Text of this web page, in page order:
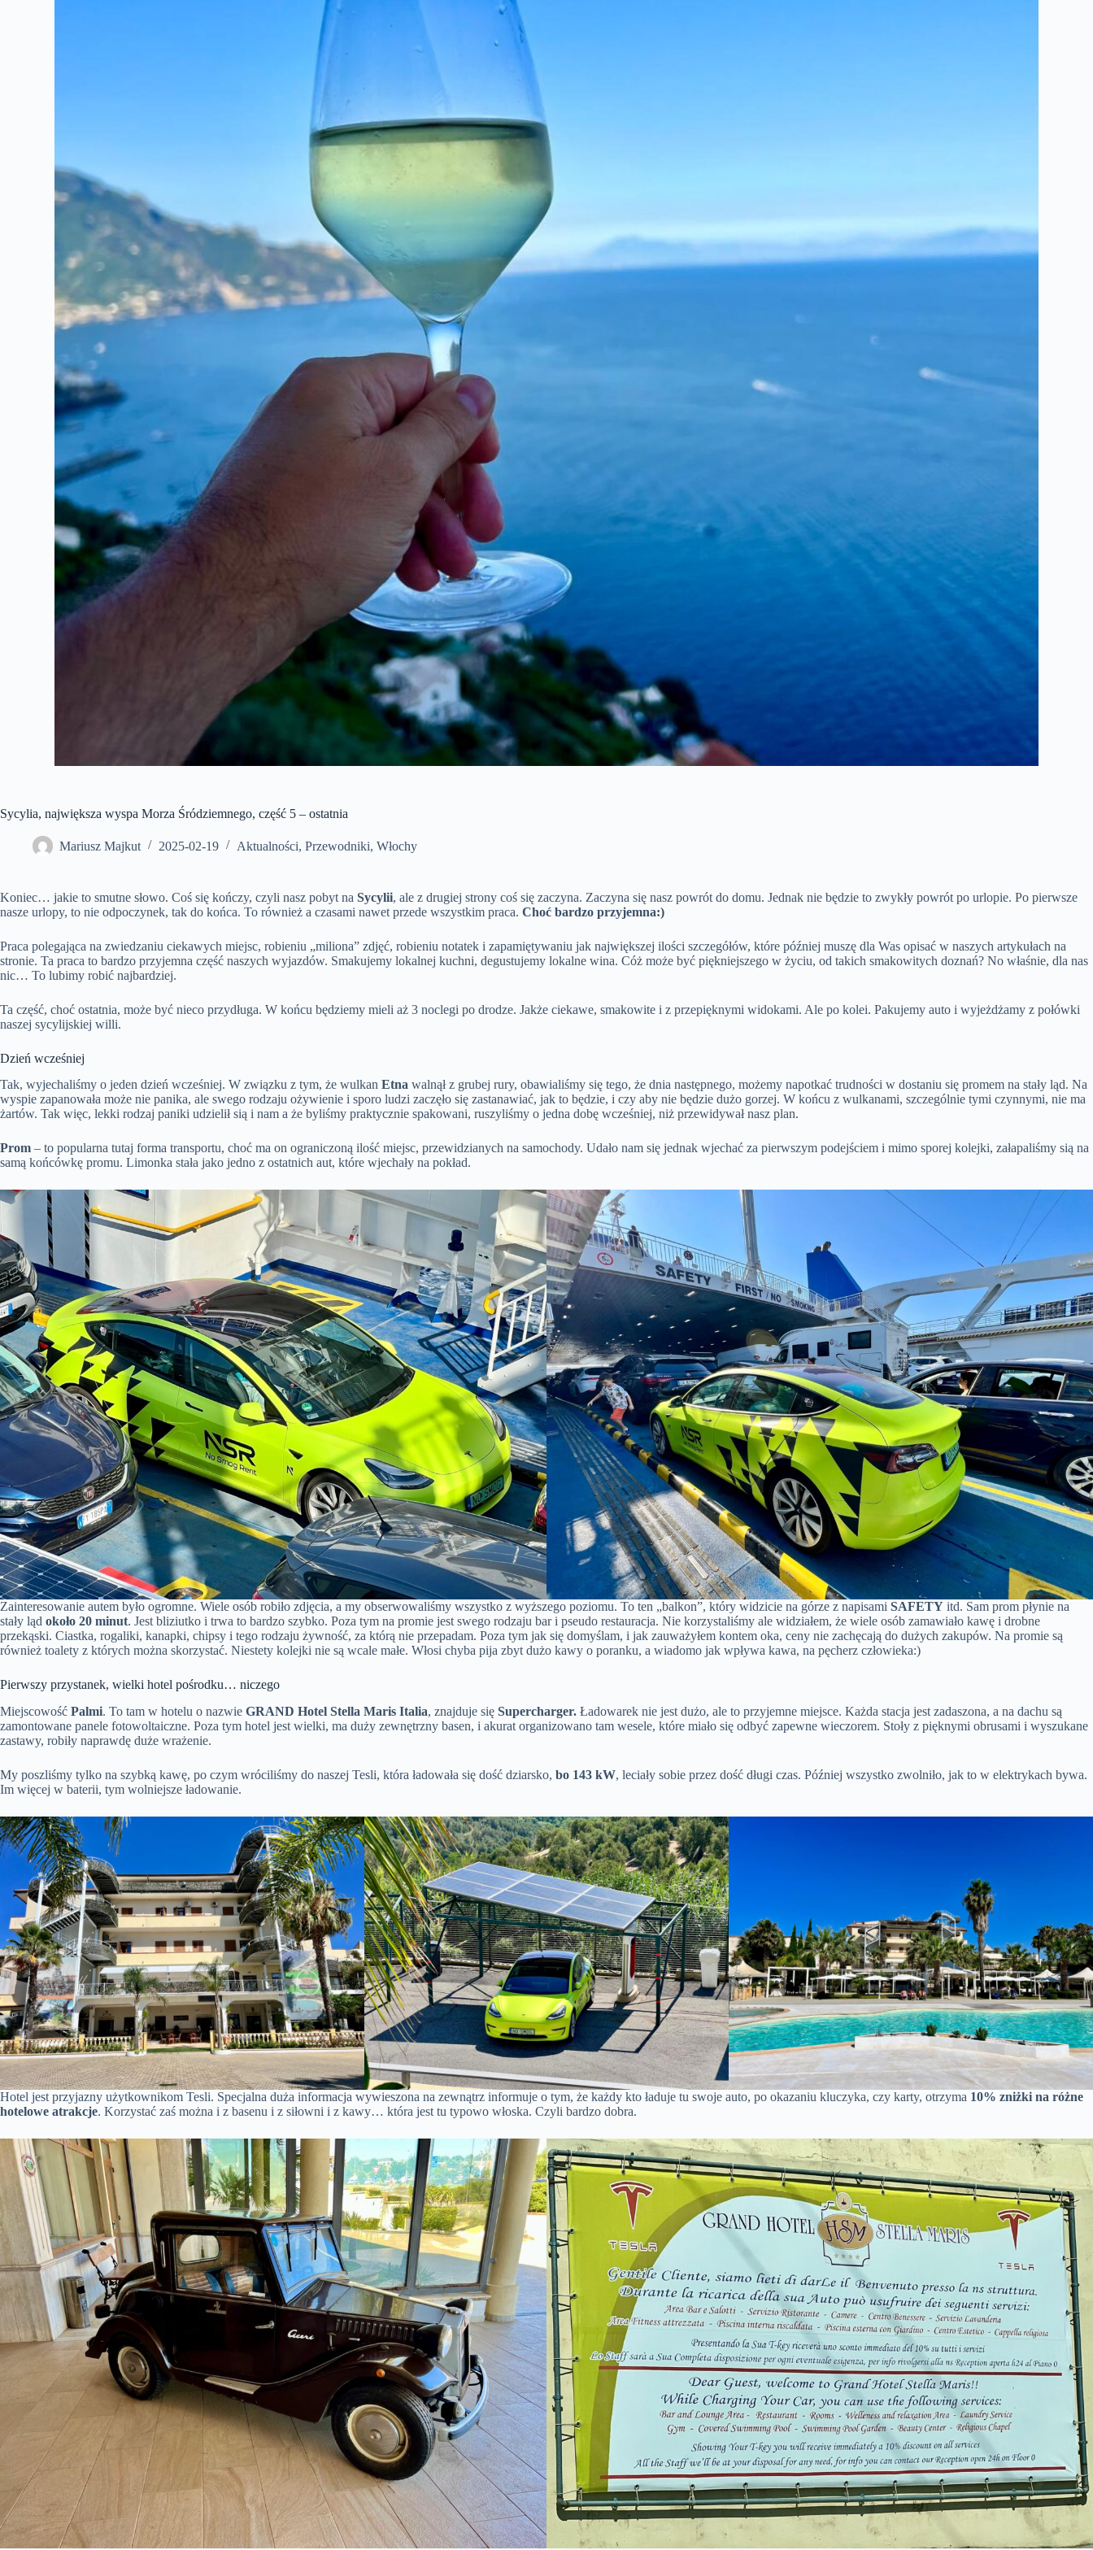
Sycylia, największa wyspa Morza Śródziemnego, część 5 – ostatnia
Mariusz Majkut 2025-02-19 Aktualności, Przewodniki, Włochy
Koniec… jakie to smutne słowo. Coś się kończy, czyli nasz pobyt na Sycylii, ale z drugiej strony coś się zaczyna. Zaczyna się nasz powrót do domu. Jednak nie będzie to zwykły powrót po urlopie. Po pierwsze
nasze urlopy, to nie odpoczynek, tak do końca. To również a czasami nawet przede wszystkim praca. Choć bardzo przyjemna:)
Praca polegająca na zwiedzaniu ciekawych miejsc, robieniu „miliona” zdjęć, robieniu notatek i zapamiętywaniu jak największej ilości szczegółów, które później muszę dla Was opisać w naszych artykułach na
stronie. Ta praca to bardzo przyjemna część naszych wyjazdów. Smakujemy lokalnej kuchni, degustujemy lokalne wina. Cóż może być piękniejszego w życiu, od takich smakowitych doznań? No właśnie, dla nas
nic… To lubimy robić najbardziej.
Ta część, choć ostatnia, może być nieco przydługa. W końcu będziemy mieli aż 3 noclegi po drodze. Jakże ciekawe, smakowite i z przepięknymi widokami. Ale po kolei. Pakujemy auto i wyjeżdżamy z połówki
naszej sycylijskiej willi.
Dzień wcześniej
Tak, wyjechaliśmy o jeden dzień wcześniej. W związku z tym, że wulkan Etna walnął z grubej rury, obawialiśmy się tego, że dnia następnego, możemy napotkać trudności w dostaniu się promem na stały ląd. Na
wyspie zapanowała może nie panika, ale swego rodzaju ożywienie i sporo ludzi zaczęło się zastanawiać, jak to będzie, i czy aby nie będzie dużo gorzej. W końcu z wulkanami, szczególnie tymi czynnymi, nie ma
żartów. Tak więc, lekki rodzaj paniki udzielił sią i nam a że byliśmy praktycznie spakowani, ruszyliśmy o jedna dobę wcześniej, niż przewidywał nasz plan.
Prom – to popularna tutaj forma transportu, choć ma on ograniczoną ilość miejsc, przewidzianych na samochody. Udało nam się jednak wjechać za pierwszym podejściem i mimo sporej kolejki, załapaliśmy sią na
samą końcówkę promu. Limonka stała jako jedno z ostatnich aut, które wjechały na pokład.
Zainteresowanie autem było ogromne. Wiele osób robiło zdjęcia, a my obserwowaliśmy wszystko z wyższego poziomu. To ten „balkon”, który widzicie na górze z napisami SAFETY itd. Sam prom płynie na
stały ląd około 20 minut. Jest bliziutko i trwa to bardzo szybko. Poza tym na promie jest swego rodzaju bar i pseudo restauracja. Nie korzystaliśmy ale widziałem, że wiele osób zamawiało kawę i drobne
przekąski. Ciastka, rogaliki, kanapki, chipsy i tego rodzaju żywność, za którą nie przepadam. Poza tym jak się domyślam, i jak zauważyłem kontem oka, ceny nie zachęcają do dużych zakupów. Na promie są
również toalety z których można skorzystać. Niestety kolejki nie są wcale małe. Włosi chyba pija zbyt dużo kawy o poranku, a wiadomo jak wpływa kawa, na pęcherz człowieka:)
Pierwszy przystanek, wielki hotel pośrodku… niczego
Miejscowość Palmi. To tam w hotelu o nazwie GRAND Hotel Stella Maris Italia, znajduje się Supercharger. Ładowarek nie jest dużo, ale to przyjemne miejsce. Każda stacja jest zadaszona, a na dachu są
zamontowane panele fotowoltaiczne. Poza tym hotel jest wielki, ma duży zewnętrzny basen, i akurat organizowano tam wesele, które miało się odbyć zapewne wieczorem. Stoły z pięknymi obrusami i wyszukane
zastawy, robiły naprawdę duże wrażenie.
My poszliśmy tylko na szybką kawę, po czym wróciliśmy do naszej Tesli, która ładowała się dość dziarsko, bo 143 kW, leciały sobie przez dość długi czas. Później wszystko zwolniło, jak to w elektrykach bywa.
Im więcej w baterii, tym wolniejsze ładowanie.
Hotel jest przyjazny użytkownikom Tesli. Specjalna duża informacja wywieszona na zewnątrz informuje o tym, że każdy kto ładuje tu swoje auto, po okazaniu kluczyka, czy karty, otrzyma 10% zniżki na różne
hotelowe atrakcje. Korzystać zaś można i z basenu i z siłowni i z kawy… która jest tu typowo włoska. Czyli bardzo dobra.